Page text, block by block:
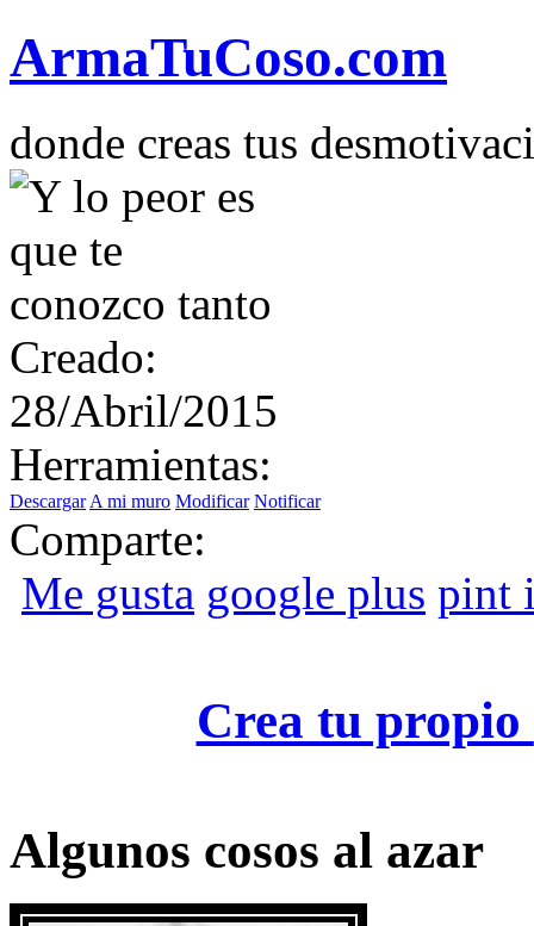
ArmaTuCoso.com
donde creas tus
Creado:
28/Abril/2015
Herramientas:
Descargar A mi muro Modificar Notificar
Comparte:
Me gusta google plus pint
Crea tu propio
Algunos cosos al azar